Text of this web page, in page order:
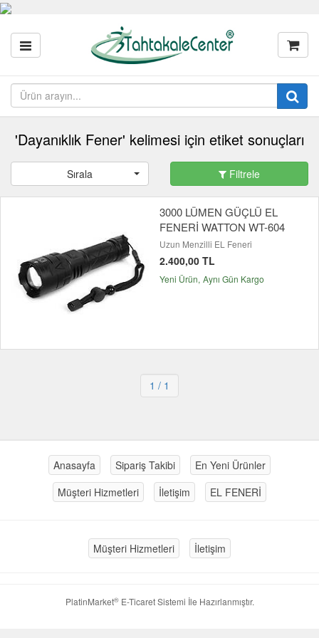
'Dayanıklık Fener' kelimesi için etiket sonuçları
Sırala Filtrele
3000 LÜMEN GÜÇLÜ EL
FENERİ WATTON WT-604
Uzun Menzilli EL Feneri
2.400,00 TL
Yeni Ürün Aynı Gün Kargo
1 / 1
Anasayfa Sipariş Takibi
En Yeni Ürünler
Müşteri Hizmetleri
İletişim EL FENERİ
Müşteri Hizmetleri İletişim
PlatinMarket®E-Ticaret Sistemi İle Hazırlanmıştır.